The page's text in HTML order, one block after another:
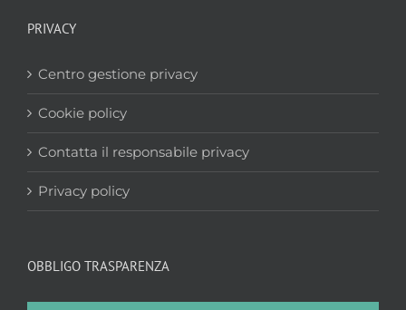
PRIVACY
Centro gestione privacy
Cookie policy
Contatta il responsabile privacy
Privacy policy
OBBLIGO TRASPARENZA